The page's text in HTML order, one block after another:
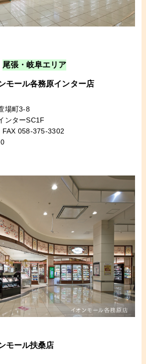
尾張・岐阜エリア
モール各務原インター店
場町3-8
ンターSC1F
058-375-3302
モール扶桑店